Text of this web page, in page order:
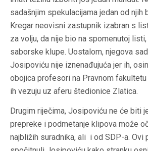
sadašnjim spekulacijama jedan od
Kregar neovisni zastupnik izabran s
za volju, da nije bio na spomenutoj
saborske klupe. Uostalom, njegova
Josipoviću nije iznenađujuća jer ih,
obojica profesori na Pravnom
ih vezuju uz aferu štedionice Zlatica.
Drugim riječima, Josipoviću ne će biti
prepreke i podmetanje klipova može
najbližih suradnika, ali i od SDP-a. Ovi